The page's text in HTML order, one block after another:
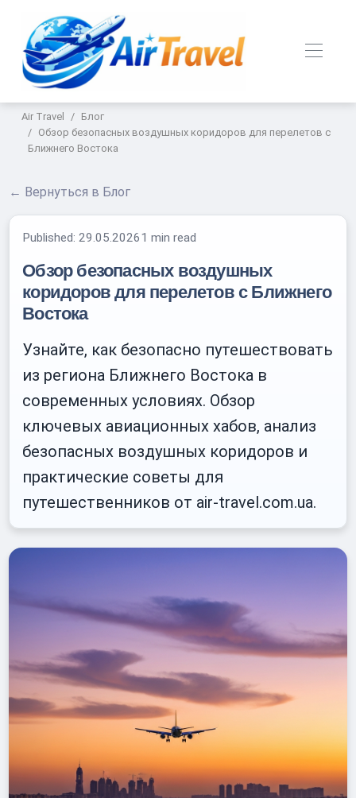
Air Travel
Блог
Обзор безопасных воздушных коридоров для перелетов с
Ближнего Востока
← Вернуться в Блог
Published:29.05.20261 min read
Обзор безопасных воздушных
коридоров для перелетов с Ближнего
Востока
Узнайте, как безопасно путешествовать
из региона Ближнего Востока в
современных условиях. Обзор
ключевых авиационных хабов, анализ
безопасных воздушных коридоров и
практические советы для
путешественников от air-travel.com.ua.